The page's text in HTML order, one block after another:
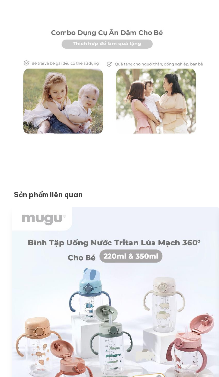
* Bữa ăn trở nên thú vị và không có kịch tính với bát hút
chống tràn bằng sợi lúa mì mugu. Các mặt nông và sâu
bên trong giúp con bạn dễ dàng ăn một cách độc lập,
quan sát thấy những gì bên trong và xúc thức ăn một cách
hiệu quả.
* Dùng được cho lò vi sóng và máy rửa chén
* 100% cấp thực phẩm & không chứa BPA.
* Chất liệu : PP + sợi lúa mạch nguyên chất
* Khả năng chịu nhiệt : 0°C - 100°C
Sản phẩm liên quan